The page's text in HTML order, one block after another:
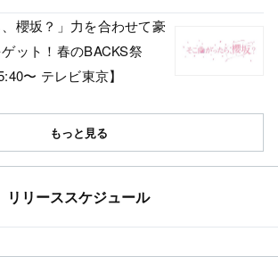
、櫻坂？」力を合わせて豪
ット！春のBACKS祭
〜 テレビ東京】
もっと見る
リリーススケジュール